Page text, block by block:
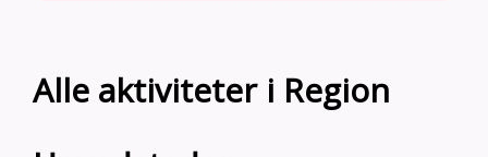
Alle aktiviteter i Region